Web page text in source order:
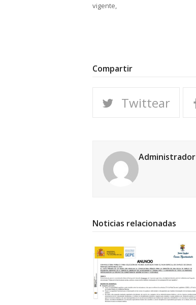
vigente,
Compartir
Twittear
Administrador
Noticias relacionadas